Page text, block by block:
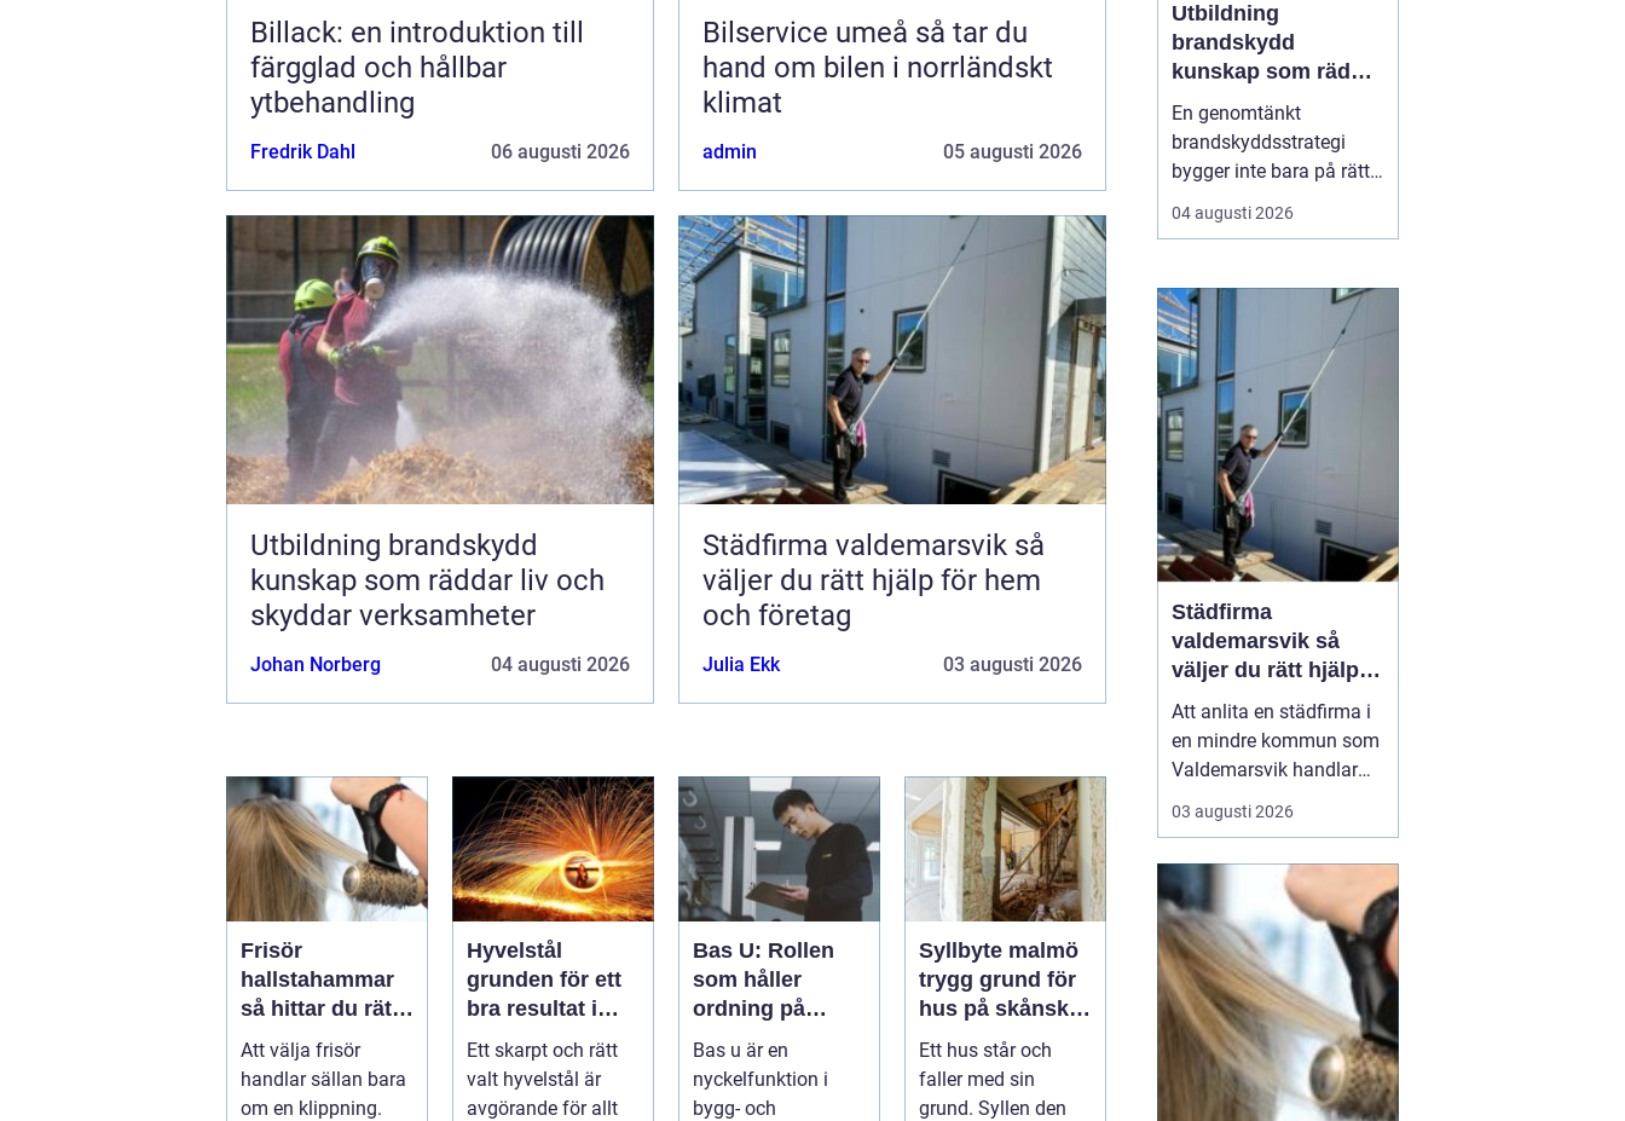
Billack: en introduktion till
färgglad och hållbar
ytbehandling
Fredrik Dahl 06 augusti 2026
Bilservice umeå så tar du
hand om bilen i norrländskt
klimat
admin 05 augusti 2026
Utbildning brandskydd
kunskap som räddar liv och
skyddar verksamheter
Johan Norberg 04 augusti 2026
Städfirma valdemarsvik så
väljer du rätt hjälp för hem
och företag
Julia Ekk 03 augusti 2026
Frisör
hallstahammar
så hittar du rätt
salong för stil,
kvalitet och
känsla
Att välja frisör
handlar sällan bara
om en klippning.
Hyvelstål
grunden för ett
bra resultat i
hyvling
Ett skarpt och rätt
valt hyvelstål är
avgörande för allt
Bas U: Rollen
som håller
ordning på
arbetsmiljön i
byggprojekt
Bas u är en
nyckelfunktion i
bygg- och
Syllbyte malmö
trygg grund för
hus på skånsk
mark
Ett hus står och
faller med sin
grund. Syllen den
Utbildning
brandskydd
kunskap som räddar
liv och skyddar
verksamheter
En genomtänkt
brandskyddsstrategi
bygger inte bara på rätt
produkter och
installationer. Den
människor som vet vad
de gör. När ansvariga i
bygg- och
fastighetsbranschen får
rätt kunskap om
brandskydd minskar
risken för fel som ...
04 augusti 2026
Städfirma
valdemarsvik så
väljer du rätt hjälp
för hem och företag
Att anlita en städfirma i
en mindre kommun som
Valdemarsvik handlar
om mer än bara rena
golv och dammfria
familjer och företag är
städningen en pusselbit
som avgör hur vardagen
fungerar. En bra
städpartner frigör tid,
skapar ro i hu...
03 augusti 2026